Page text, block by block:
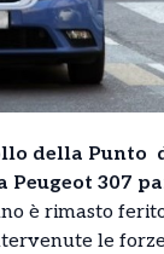
della Punto
Peugeot 307
è rimasto
le